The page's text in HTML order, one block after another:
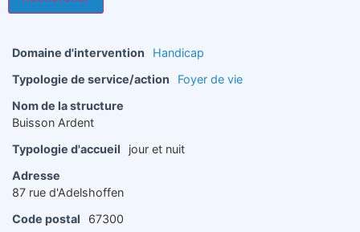
Domaine d'intervention
Handicap
Typologie de service/action
Foyer de vie
Nom de la structure
Buisson Ardent
Typologie d'accueil
jour et nuit
Adresse
87 rue d'Adelshoffen
Code postal
67300